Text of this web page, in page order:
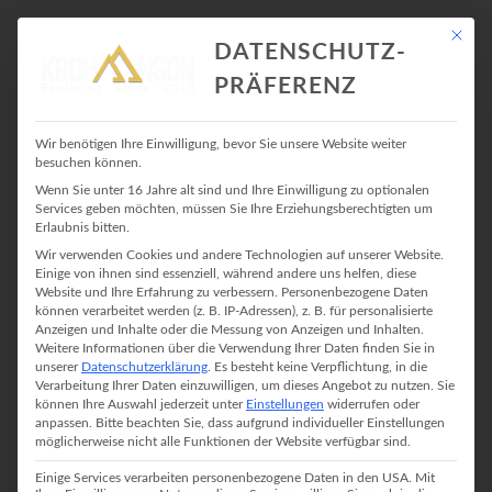
ALPINKLETTERN
Mit
DATENSCHUTZ-
PRÄFERENZ
Wir benötigen Ihre Einwilligung, bevor Sie unsere Website weiter
besuchen können.
Wenn Sie unter 16 Jahre alt sind und Ihre Einwilligung zu optionalen
Services geben möchten, müssen Sie Ihre Erziehungsberechtigten um
Erlaubnis bitten.
Wir verwenden Cookies und andere Technologien auf unserer Website.
Einige von ihnen sind essenziell, während andere uns helfen, diese
Website und Ihre Erfahrung zu verbessern.
Personenbezogene Daten
können verarbeitet werden (z. B. IP-Adressen), z. B. für personalisierte
Anzeigen und Inhalte oder die Messung von Anzeigen und Inhalten.
Weitere Informationen über die Verwendung Ihrer Daten finden Sie in
unserer Datenschutzerklärung Es besteht keine Verpflichtung, in die
Verarbeitung Ihrer Daten einzuwilligen, um dieses Angebot zu nutzen. Sie
können Ihre Auswahl jederzeit unter Einstellungen widerrufen oder
anpassen.
Bitte beachten Sie, dass aufgrund individueller Einstellungen
möglicherweise nicht alle Funktionen der Website verfügbar sind.
Einige Services verarbeiten personenbezogene Daten in den USA. Mit